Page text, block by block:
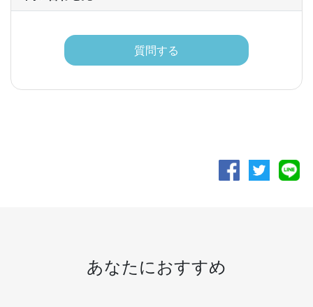
質問する
あなたにおすすめ